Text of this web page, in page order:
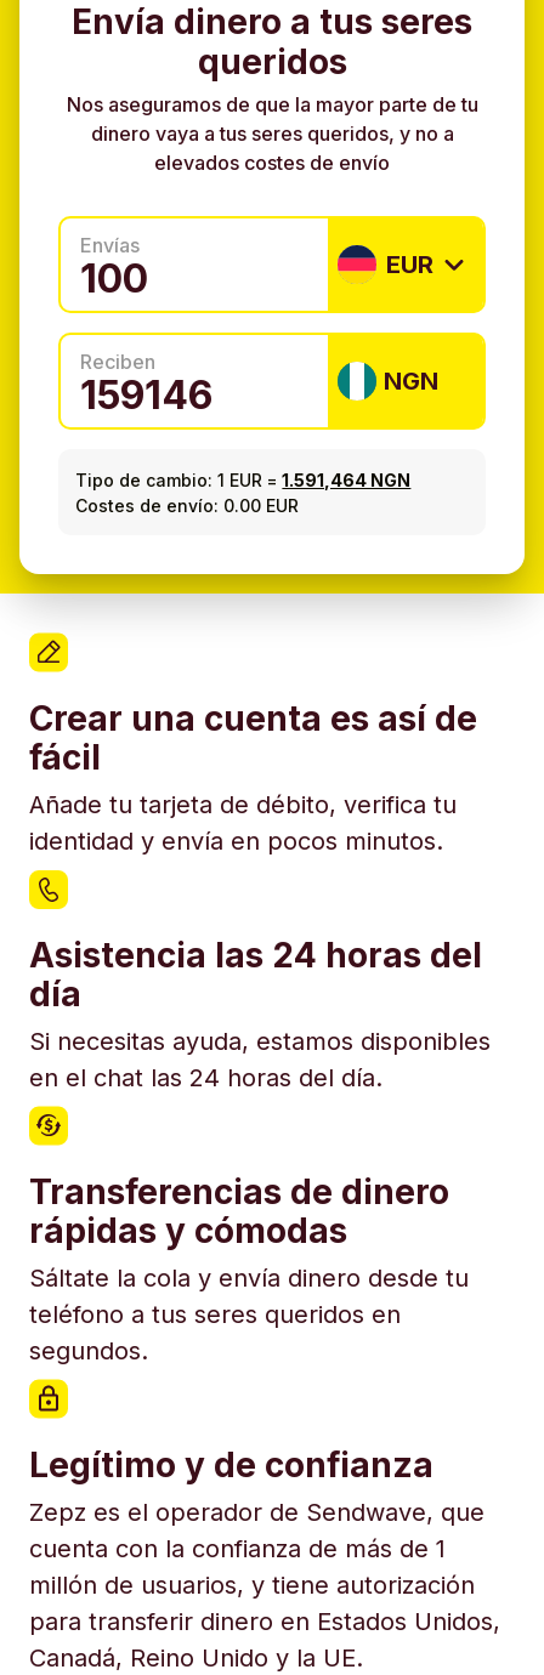
Envía dinero a tus seres
queridos
Nos aseguramos de que la mayor parte de tu
dinero vaya a tus seres queridos, y no a
elevados costes de envío
Envías
EUR
Reciben
NGN
Tipo de cambio: 1 EUR =1.591,464 NGN
Costes de envío: 0.00 EUR
Crear una cuenta es así de
fácil
Añade tu tarjeta de débito, verifica tu
identidad y envía en pocos minutos.
Asistencia las 24 horas del
día
Si necesitas ayuda, estamos disponibles
en el chat las 24 horas del día.
Transferencias de dinero
rápidas y cómodas
Sáltate la cola y envía dinero desde tu
teléfono a tus seres queridos en
segundos.
Legítimo y de confianza
Zepz es el operador de Sendwave, que
cuenta con la confianza de más de 1
millón de usuarios, y tiene autorización
para transferir dinero en Estados Unidos,
Canadá, Reino Unido y la UE.